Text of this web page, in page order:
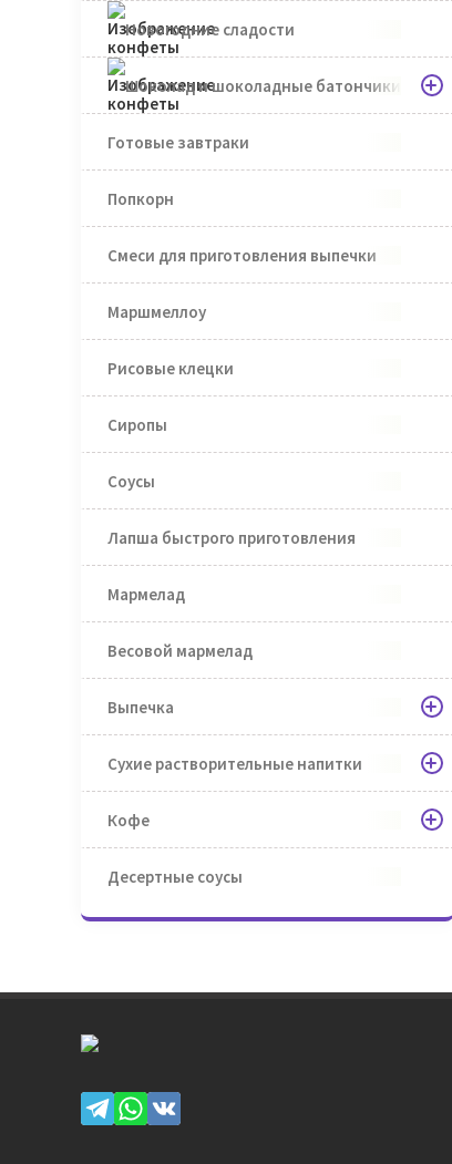
Новогодние сладости
Шоколад и шоколадные батончики
Готовые завтраки
Попкорн
Смеси для приготовления выпечки
Маршмеллоу
Рисовые клецки
Сиропы
Соусы
Лапша быстрого приготовления
Мармелад
Весовой мармелад
Выпечка
Сухие растворительные напитки
Кофе
Десертные соусы